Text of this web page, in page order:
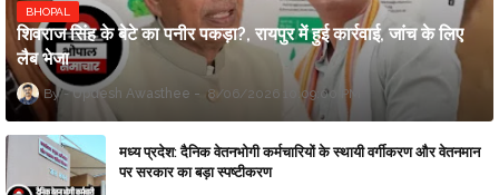
BHOPAL
शिवराज सिंह के बेटे का पनीर पकड़ा?, रायपुर में हुई कार्रवाई, जांच के लिए
लैब भेजा
Updesh Awasthee 8/06/2026 10:09:00 PM
मध्य प्रदेश: दैनिक वेतनभोगी कर्मचारियों के स्थायी वर्गीकरण और वेतनमान
पर सरकार का बड़ा स्पष्टीकरण